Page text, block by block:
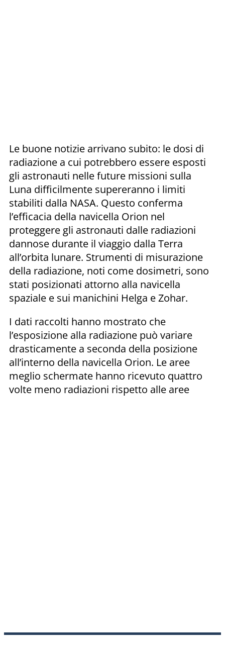
Le buone notizie arrivano subito: le dosi di
radiazione a cui potrebbero essere esposti
gli astronauti nelle future missioni sulla
Luna difficilmente supereranno i limiti
stabiliti dalla NASA. Questo conferma
l’efficacia della navicella Orion nel
proteggere gli astronauti dalle radiazioni
dannose durante il viaggio dalla Terra
all’orbita lunare. Strumenti di misurazione
della radiazione, noti come dosimetri, sono
stati posizionati attorno alla navicella
spaziale e sui manichini Helga e Zohar.
I dati raccolti hanno mostrato che
l’esposizione alla radiazione può variare
drasticamente a seconda della posizione
all’interno della navicella Orion. Le aree
meglio schermate hanno ricevuto quattro
volte meno radiazioni rispetto alle aree